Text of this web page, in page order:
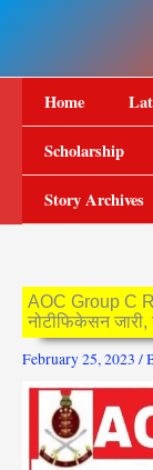
Home
Scholarship
Story Archives
AOC Group C
नोटीफिकेसन
February 25, 2023 /